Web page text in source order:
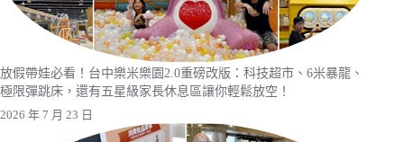
放假帶娃必看！台中樂米樂園2.0重磅改版：科技超市、6米暴龍、
極限彈跳床，還有五星級家長休息區讓你輕鬆放空！
2026 年 7 月 23 日